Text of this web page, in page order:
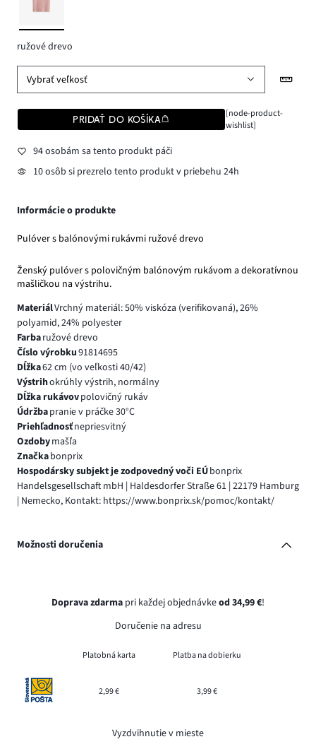
ružové drevo
Vybrať veľkosť
PRIDAŤ DO KOŠÍKA
[node-product-
wishlist]
94 osobám sa tento produkt páči
10 osôb si prezrelo tento produkt v priebehu 24h
Informácie o produkte
Pulóver s balónovými rukávmi ružové drevo
Ženský pulóver s polovičným balónovým rukávom a dekoratívnou
mašličkou na výstrihu.
MateriálVrchný materiál: 50% viskóza (verifikovaná), 26%
polyamid, 24% polyester
Farbaružové drevo
Číslo výrobku91814695
Dĺžka62 cm (vo veľkosti 40/42)
Výstrihokrúhly výstrih, normálny
Dĺžka rukávovpolovičný rukáv
Údržbapranie v práčke 30°C
Priehľadnosťnepriesvitný
Ozdobymašľa
Značkabonprix
Hospodársky subjekt je zodpovedný voči EÚbonprix
Handelsgesellschaft mbH | Haldesdorfer Straße 61 | 22179 Hamburg
| Nemecko, Kontakt: https://www.bonprix.sk/pomoc/kontakt/
Možnosti doručenia
Doprava zdarma pri každej objednávkeod 34,99 €!
Doručenie na adresu
Platobná karta Platba na dobierku
2,99 € 3,99 €
Vyzdvihnutie v mieste